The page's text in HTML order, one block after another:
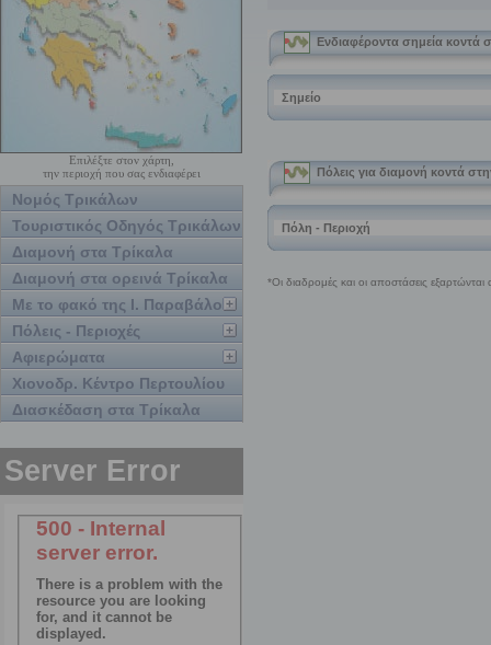
Επιλέξτε στον χάρτη,
την περιοχή που σας ενδιαφέρει
Νομός Τρικάλων
Τουριστικός Οδηγός Τρικάλων
Διαμονή στα Τρίκαλα
Διαμονή στα ορεινά Τρίκαλα
Με το φακό της Ι. Παραβάλου
Πόλεις - Περιοχές
Αφιερώματα
Χιονοδρ. Κέντρο Περτουλίου
Διασκέδαση στα Τρίκαλα